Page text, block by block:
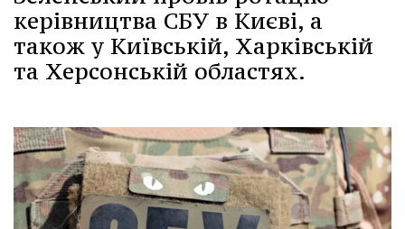
керівництва СБУ в Києві, а
також у Київській, Харківській
та Херсонській областях.